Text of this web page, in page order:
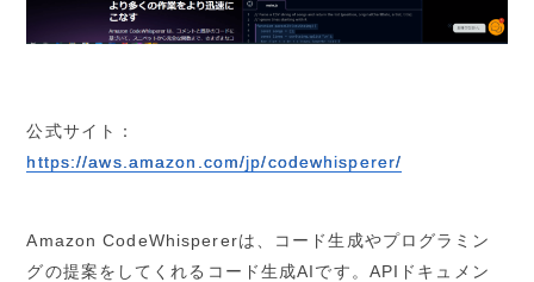
公式サイト：
https://aws.amazon.com/jp/codewhisperer/
Amazon CodeWhispererは、コード生成やプログラミン
グの提案をしてくれるコード生成AIです。APIドキュメン